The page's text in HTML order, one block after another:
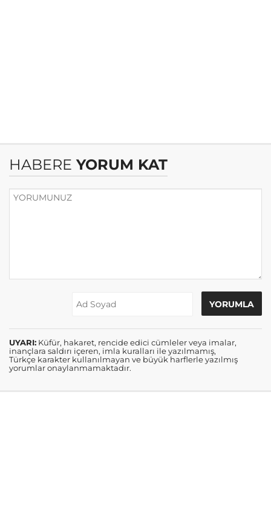
HABERE YORUM KAT
UYARI: Küfür, hakaret, rencide edici cümleler veya imalar,
inançlara saldırı içeren, imla kuralları ile yazılmamış,
Türkçe karakter kullanılmayan ve büyük harflerle yazılmış
yorumlar onaylanmamaktadır.